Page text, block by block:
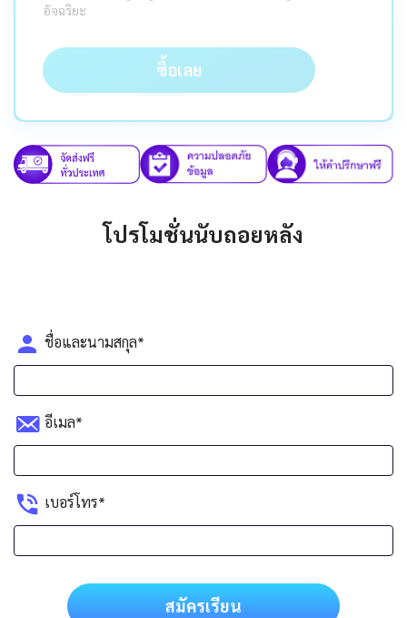
อัจฉริยะ
ซื้อเลย
โปรโมชั่นนับถอยหลัง
ชื่อและนามสกุล*
อีเมล*
เบอร์โทร*
สมัครเรียน